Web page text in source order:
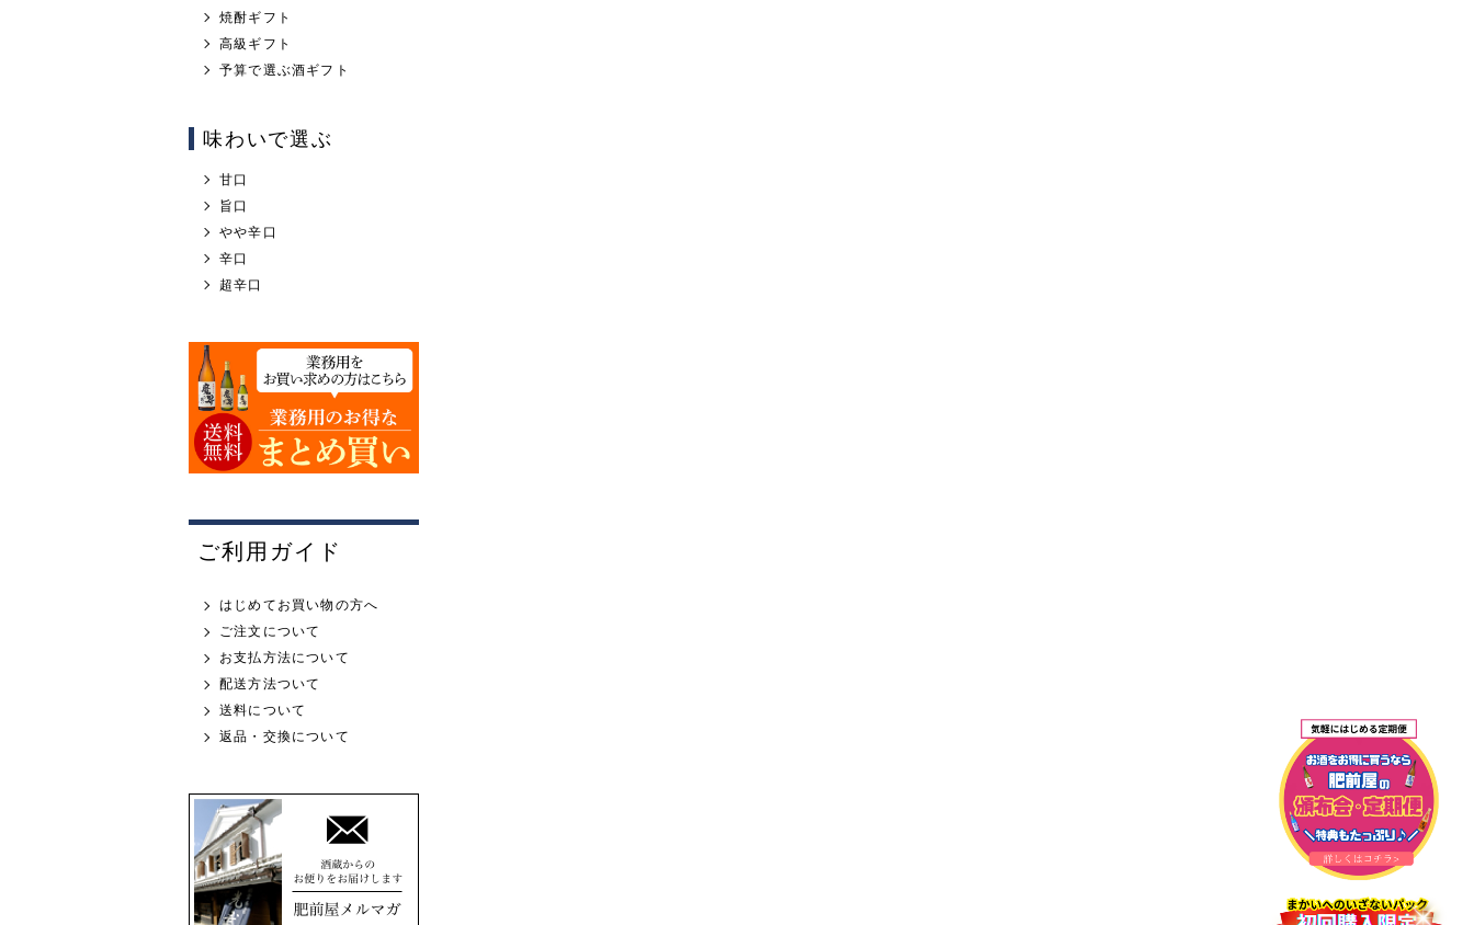
焼酎ギフト
高級ギフト
予算で選ぶ酒ギフト
味わいで選ぶ
甘口
旨口
やや辛口
辛口
超辛口
ご利用ガイド
はじめてお買い物の方へ
ご注文について
お支払方法について
配送方法ついて
送料について
返品・交換について